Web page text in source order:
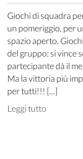
Giochi di squadra
un pomeriggio, per
spazio aperto.
del gruppo: si vince
partecipante dà il
Ma la vittoria più
per tutti!!! [...]
Leggi tutto